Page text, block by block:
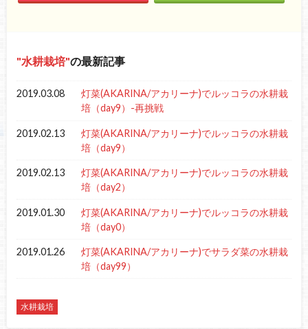
水耕栽培 の最新記事
2019.03.08
灯菜(AKARINA/アカリーナ)でルッコラの水耕栽
培（day9）-再挑戦
2019.02.13
灯菜(AKARINA/アカリーナ)でルッコラの水耕栽
培（day9）
2019.02.13
灯菜(AKARINA/アカリーナ)でルッコラの水耕栽
培（day2）
2019.01.30
灯菜(AKARINA/アカリーナ)でルッコラの水耕栽
培（day0）
2019.01.26
灯菜(AKARINA/アカリーナ)でサラダ菜の水耕栽
培（day99）
水耕栽培